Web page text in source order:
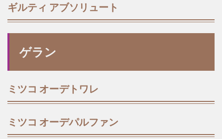
ギルティ アブソリュート
ゲラン
ミツコ オーデトワレ
ミツコ オーデパルファン